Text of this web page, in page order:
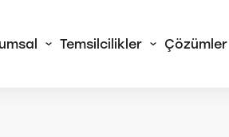
Temsilcilikler Çözümler